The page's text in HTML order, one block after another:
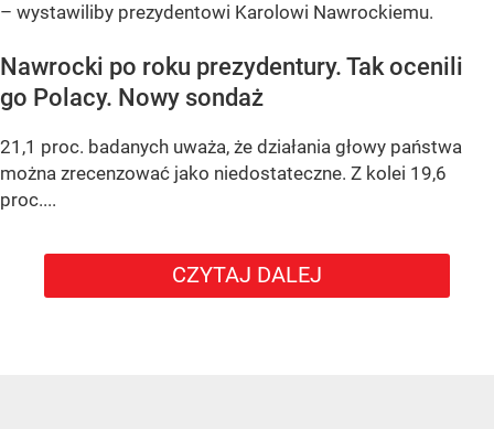
– wystawiliby prezydentowi Karolowi Nawrockiemu.
Nawrocki po roku prezydentury. Tak ocenili
go Polacy. Nowy sondaż
21,1 proc. badanych uważa, że działania głowy państwa
można zrecenzować jako niedostateczne. Z kolei 19,6
proc....
CZYTAJ DALEJ